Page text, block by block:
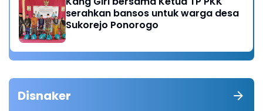
serahkan bansos untuk warga desa
Sukorejo Ponorogo
Disnaker